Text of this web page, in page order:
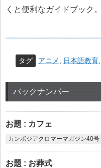
くと便利なガイドブック。
タグ アニメ 日本語教育
バックナンバー
お題 : カフェ
カンボジアクロマーマガジン40号
お題 : お葬式